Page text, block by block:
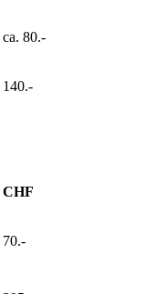
ca. 80.-
140.-
CHF
70.-